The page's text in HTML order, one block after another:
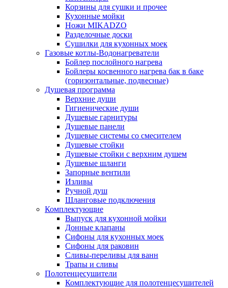
Корзины для сушки и прочее
Кухонные мойки
Ножи MIKADZO
Разделочные доски
Сушилки для кухонных моек
Газовые котлы-Водонагреватели
Бойлер послойного нагрева
Бойлеры косвенного нагрева бак в баке
(горизонтальные, подвесные)
Душевая программа
Верхние души
Гигиенические души
Душевые гарнитуры
Душевые панели
Душевые системы со смесителем
Душевые стойки
Душевые стойки с верхним душем
Душевые шланги
Запорные вентили
Изливы
Ручной душ
Шланговые подключения
Комплектующие
Выпуск для кухонной мойки
Донные клапаны
Сифоны для кухонных моек
Сифоны для раковин
Сливы-переливы для ванн
Трапы и сливы
Полотенцесушители
Комплектующие для полотенцесушителей